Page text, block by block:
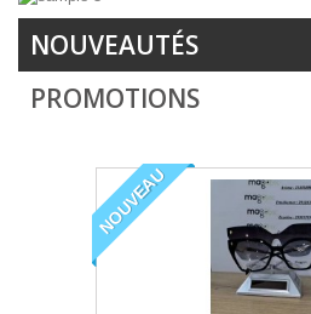
NOUVEAUTÉS
PROMOTIONS
NOUVEAU